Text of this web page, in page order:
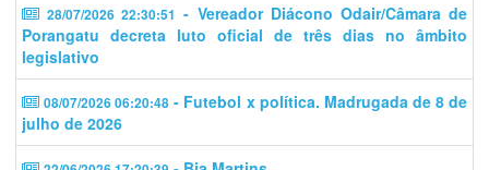
28/07/2026 22:30:51 - Vereador Diácono Odair/Câmara de
Porangatu decreta luto oficial de três dias no âmbito
legislativo
08/07/2026 06:20:48 - Futebol x política. Madrugada de 8 de
julho de 2026